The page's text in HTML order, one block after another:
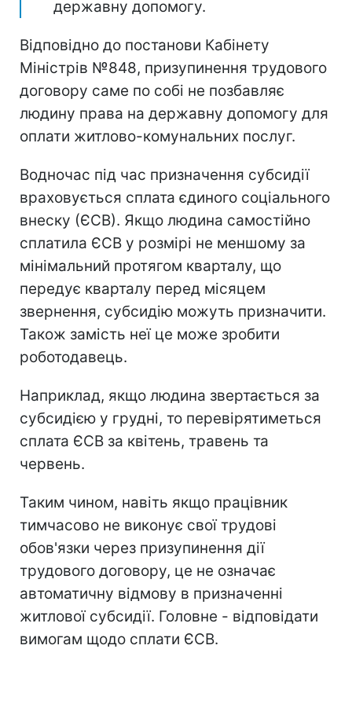
державну допомогу.
Відповідно до постанови Кабінету
Міністрів №848, призупинення трудового
договору саме по собі не позбавляє
людину права на державну допомогу для
оплати житлово-комунальних послуг.
Водночас під час призначення субсидії
враховується сплата єдиного соціального
внеску (ЄСВ). Якщо людина самостійно
сплатила ЄСВ у розмірі не меншому за
мінімальний протягом кварталу, що
передує кварталу перед місяцем
звернення, субсидію можуть призначити.
Також замість неї це може зробити
роботодавець.
Наприклад, якщо людина звертається за
субсидією у грудні, то перевірятиметься
сплата ЄСВ за квітень, травень та
червень.
Таким чином, навіть якщо працівник
тимчасово не виконує свої трудові
обов'язки через призупинення дії
трудового договору, це не означає
автоматичну відмову в призначенні
житлової субсидії. Головне - відповідати
вимогам щодо сплати ЄСВ.